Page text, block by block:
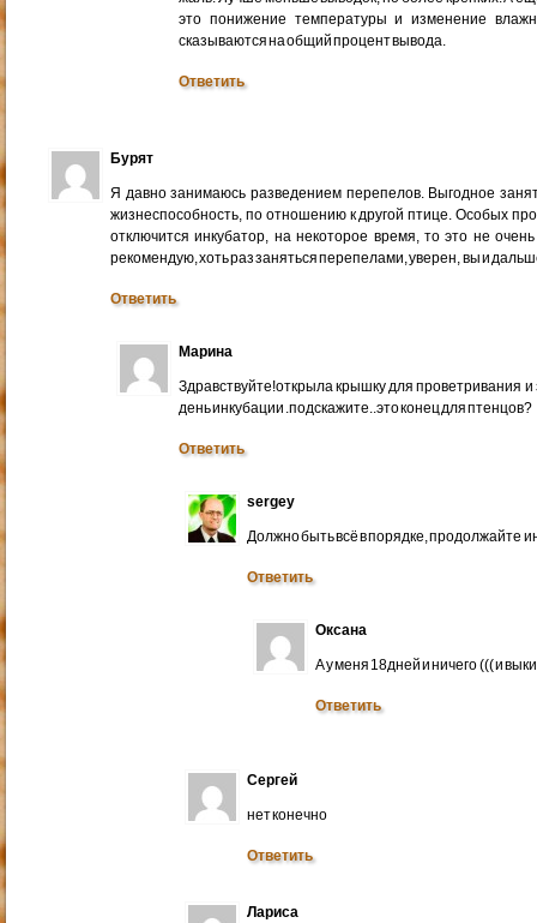
это понижение температуры и изменение
сказываются на общий процент вывода.
Ответить
Бурят
Я давно занимаюсь разведением перепелов. Выгодное
жизнеспособность, по отношению к другой птице. Особых
отключится инкубатор, на некоторое время, то это не
рекомендую, хоть раз заняться перепелами, уверен, вы и
Ответить
Марина
Здравствуйте!открыла крышку для проветривания
день инкубации .подскажите..это конец для птенцов?
Ответить
sergey
Должно быть всё в порядке, продолжайте
Ответить
Оксана
А у меня 18дней и ничего ((( и
Ответить
Сергей
нет конечно
Ответить
Лариса